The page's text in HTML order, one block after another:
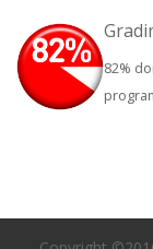
82%